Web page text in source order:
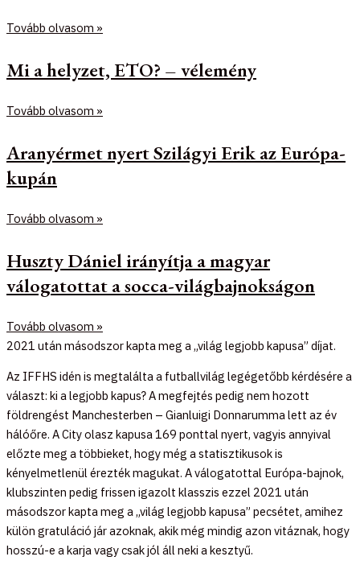
Tovább olvasom »
Mi a helyzet, ETO? – vélemény
Tovább olvasom »
Aranyérmet nyert Szilágyi Erik az Európa-
kupán
Tovább olvasom »
Huszty Dániel irányítja a magyar
válogatottat a socca-világbajnokságon
Tovább olvasom »
2021 után másodszor kapta meg a „világ legjobb kapusa” díjat.
Az IFFHS idén is megtalálta a futballvilág legégetőbb kérdésére a
választ: ki a legjobb kapus? A megfejtés pedig nem hozott
földrengést Manchesterben – Gianluigi Donnarumma lett az év
hálóőre. A City olasz kapusa 169 ponttal nyert, vagyis annyival
előzte meg a többieket, hogy még a statisztikusok is
kényelmetlenül érezték magukat. A válogatottal Európa-bajnok,
klubszinten pedig frissen igazolt klasszis ezzel 2021 után
másodszor kapta meg a „világ legjobb kapusa” pecsétet, amihez
külön gratuláció jár azoknak, akik még mindig azon vitáznak, hogy
hosszú-e a karja vagy csak jól áll neki a kesztyű.